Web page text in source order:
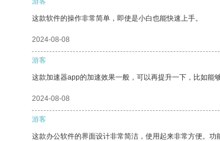
这款软件的操作非常简单，即使是小白也能快速上手。
2024-08-08
游客
这款加速器app的加速效果一般，可以再提升一下，比如能
2024-08-08
游客
这款办公软件的界面设计非常简洁，使用起来非常方便。功